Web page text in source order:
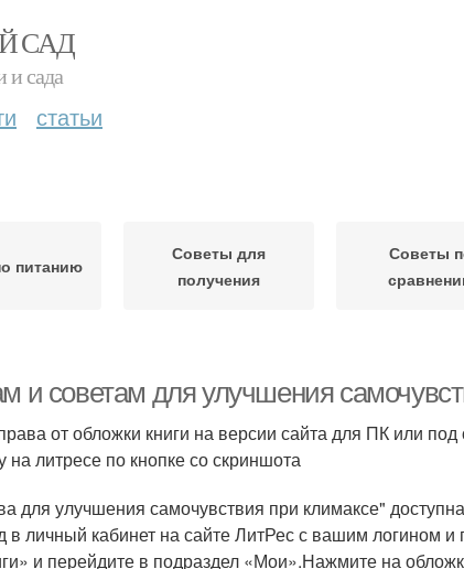
САД
и сада
статьи
питанию
Советы для
получения
Советы
и советам для улучшения
от обложки книги на версии сайта для ПК или
литресе по кнопке со скриншота
для улучшения самочувствия при климаксе"
в личный кабинет на сайте ЛитРес с вашим логином
и перейдите в подраздел «Мои».Нажмите на